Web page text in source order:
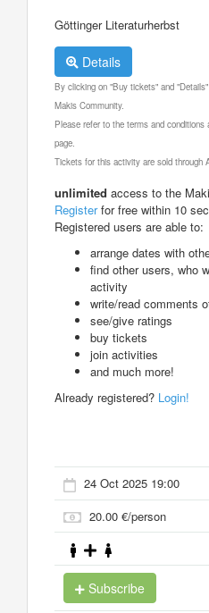
Göttinger Literaturherbst
Details
By clicking on "Buy tickets" and
Makis Community.
Please refer to the terms and
page.
Tickets for this activity are sold through
unlimited access to the
Registerfor free within 10
Registered users are able to:
arrange dates with
find other users, who
activity
write/read comments
see/give ratings
buy tickets
join activities
and much more!
Already registered? Login!
24 Oct 2025 19:00
20.00 €/person
Subscribe